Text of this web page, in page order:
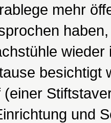
mehr
besichtigt
und